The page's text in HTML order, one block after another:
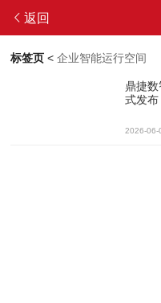
返回
标签页 <企业智能运行空间
鼎捷
式发布
2026-06-